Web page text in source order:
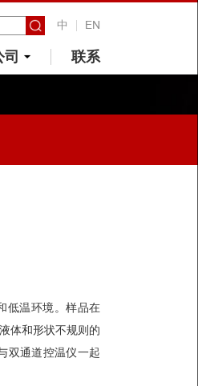
中 EN
司 联系
低温环境。样品在
体和形状不规则的
双通道控温仪一起